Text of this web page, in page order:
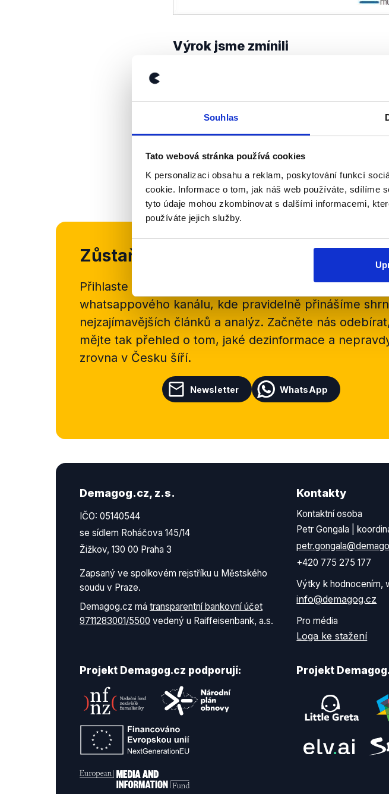
Souhlas
Tato webová stránka používá cookies
K personalizaci obsahu a reklam, poskytování funkcí
cookie. Informace o tom, jak náš web používáte, sdílíme
tyto údaje mohou zkombinovat s dalšími informacemi,
používáte jejich služby.
Výrok jsme zmínili
OVĚŘENO
Zůstaňme v kontaktu
Přihlaste se k odběru našeho
newsletteru nebo
whatsappového kanálu, kde pravidelně přinášíme
nejzajímavějších článků a analýz. Začněte nás
mějte tak přehled o tom, jaké dezinformace a
zrovna v Česku šíří.
Newsletter WhatsApp
Demagog.cz, z.s.
IČO: 05140544
se sídlem Roháčova 145/14
Žižkov, 130 00 Praha 3
Zapsaný ve spolkovém rejstříku u Městského
soudu v Praze.
Demagog.cz má transparentní bankovní účet
9711283001/5500 vedený u Raiffeisenbank, a.s.
Kontakty
Kontaktní osoba
Petr Gongala |
+420 775 275 177
Výtky k hodnocením,
info@demagog.cz
Pro média
Loga ke stažení
Projekt Demagog.cz podporují: Projekt